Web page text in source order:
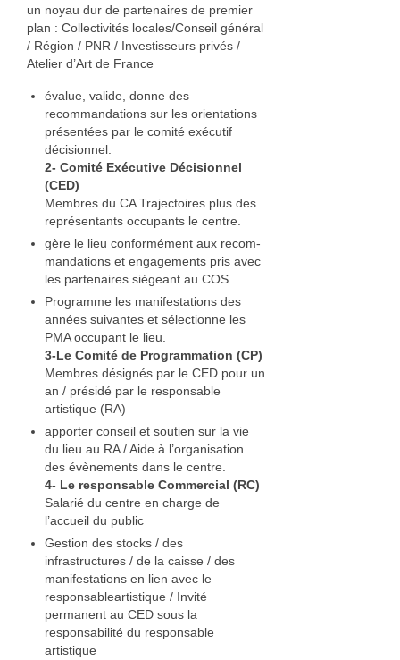
un noyau dur de partenaires de premier
plan : Collectivités locales/Conseil général
/ Région / PNR / Investisseurs privés /
Atelier d’Art de France
évalue, valide, donne des
recommandations sur les orientations
présentées par le comité exécutif
décisionnel.
2‐ Comité Exécutive Décisionnel
(CED)
Membres du CA Trajectoires plus des
représentants occupants le centre.
gère le lieu conformément aux recom-
mandations et engagements pris avec
les partenaires siégeant au COS
Programme les manifestations des
années suivantes et sélectionne les
PMA occupant le lieu.
3‐Le Comité de Programmation (CP)
Membres désignés par le CED pour un
an / présidé par le responsable
artistique (RA)
apporter conseil et soutien sur la vie
du lieu au RA / Aide à l’organisation
des évènements dans le centre.
4‐ Le responsable Commercial (RC)
Salarié du centre en charge de
l’accueil du public
Gestion des stocks / des
infrastructures / de la caisse / des
manifestations en lien avec le
responsableartistique / Invité
permanent au CED sous la
responsabilité du responsable
artistique